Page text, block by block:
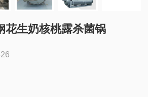
花生奶核桃露杀菌锅